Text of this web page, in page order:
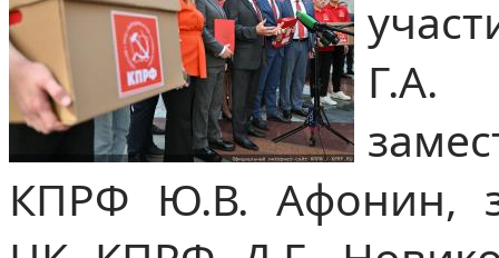
КПРФ Ю.В. Афонин,